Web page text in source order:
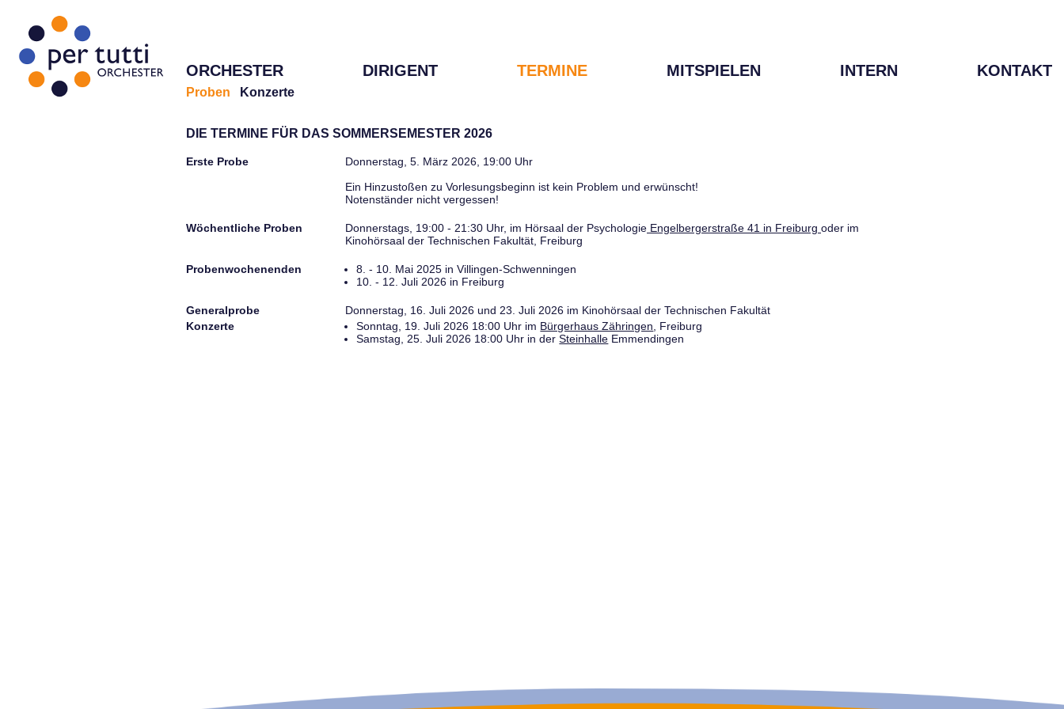
ORCHESTER DIRIGENT TERMINE MITSPIELEN INTERN KONTAKT
Proben Konzerte
DIE TERMINE FÜR DAS SOMMERSEMESTER 2026
Erste Probe
Donnerstag, 5. März 2026, 19:00 Uhr
Ein Hinzustoßen zu Vorlesungsbeginn ist kein Problem und erwünscht!
Notenständer nicht vergessen!
Wöchentliche Proben Donnerstags, 19:00 - 21:30 Uhr, im Hörsaal der Psychologie Engelbergerstraße 41 in Freiburg oder im
Kinohörsaal der Technischen Fakultät, Freiburg
Probenwochenenden
8. - 10. Mai 2025 in Villingen-Schwenningen
10. - 12. Juli 2026 in Freiburg
Generalprobe
Donnerstag, 16. Juli 2026 und 23. Juli 2026 im Kinohörsaal der Technischen Fakultät
Konzerte
Sonntag, 19. Juli 2026 18:00 Uhr im Bürgerhaus Zähringen , Freiburg
Samstag, 25. Juli 2026 18:00 Uhr in derSteinhalle Emmendingen